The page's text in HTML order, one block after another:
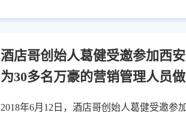
酒店哥创始人葛健受邀参加西
为30多名万豪的营销管理人员
2018年6月12日，酒店哥创始人葛健受邀参